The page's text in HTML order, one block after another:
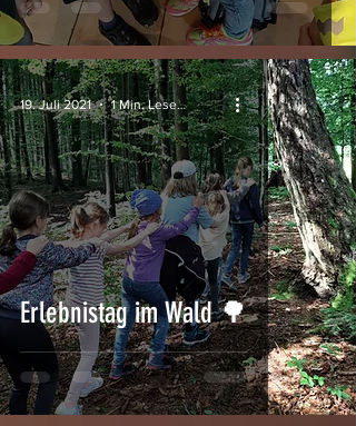
Erlebnistag im Wald 🌳
19. Juli 2021 1 Min. Lesezeit